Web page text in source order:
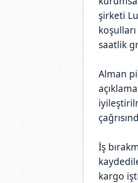
şirketi
saatlik
Alman
İş
kargo